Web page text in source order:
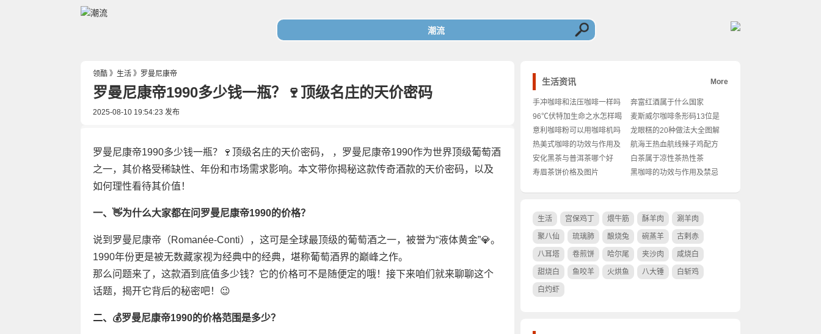
领酷 》 生活 》 罗曼尼康帝
罗曼尼康帝1990多少钱一瓶？🍷顶级名庄的天价密码
2025-08-10 19:54:23 发布
罗曼尼康帝1990多少钱一瓶？🍷顶级名庄的天价密码， ，罗曼尼康帝1990作为世界顶级葡萄酒
之一，其价格受稀缺性、年份和市场需求影响。本文带你揭秘这款传奇酒款的天价密码，以及
如何理性看待其价值！
一、👋为什么大家都在问罗曼尼康帝1990的价格？
说到罗曼尼康帝（Romanée-Conti），这可是全球最顶级的葡萄酒之一，被誉为“液体黄金”💎。
1990年份更是被无数藏家视为经典中的经典，堪称葡萄酒界的巅峰之作。
那么问题来了，这款酒到底值多少钱？它的价格可不是随便定的哦！接下来咱们就来聊聊这个
话题，揭开它背后的秘密吧！😉
二、💰罗曼尼康帝1990的价格范围是多少？
生活资讯 More
手冲咖啡和法压咖啡一样吗
为什么
奔富红酒属于什么国家
96℃伏特加生命之水怎样喝
麦斯威尔咖啡条形码13位是
什么
意利咖啡粉可以用咖啡机吗
龙眼糕的20种做法大全图解
窍门
热美式咖啡的功效与作用及
禁忌
航海王热血航线辣子鸡配方
安化黑茶与普洱茶哪个好
白茶属于凉性茶热性茶
寿眉茶饼价格及图片
黑咖啡的功效与作用及禁忌
生活 宫保鸡丁 煨牛筋 酥羊肉 涮羊肉
聚八仙 琉璃肺 酿烧兔 碗蒸羊 古剌赤
八耳塔 卷煎饼 哈尔尾 夹沙肉 咸烧白
甜烧白 鱼咬羊 火烘鱼 八大锤 白斩鸡
白灼虾